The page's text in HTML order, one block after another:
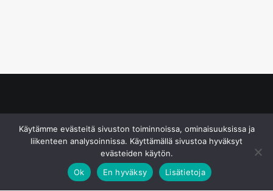
Käytämme evästeitä sivuston toiminnoissa, ominaisuuksissa ja
liikenteen analysoinnissa. Käyttämällä sivustoa hyväksyt
evästeiden käytön.
Ok
En hyväksy Lisätietoja